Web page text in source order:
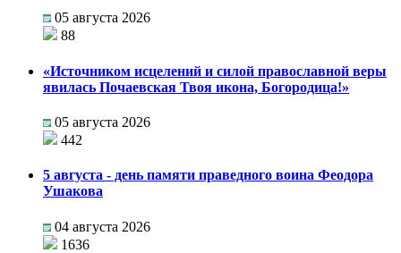
05 августа 2026
88
«Источником исцелений и силой православной веры
явилась Почаевская Твоя икона, Богородица!»
05 августа 2026
442
5 августа - день памяти праведного воина Феодора
Ушакова
04 августа 2026
1636